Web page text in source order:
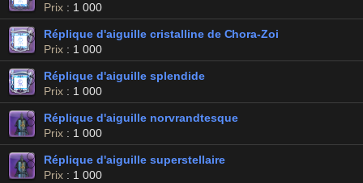
Prix: 1 000
Réplique d'aiguille cristalline de Chora-Zoi
Prix: 1 000
Réplique d'aiguille splendide
Prix: 1 000
Réplique d'aiguille norvrandtesque
Prix: 1 000
Réplique d'aiguille superstellaire
Prix: 1 000